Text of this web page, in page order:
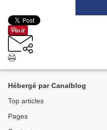
Hébergé par Canalblog
Top articles
Pages